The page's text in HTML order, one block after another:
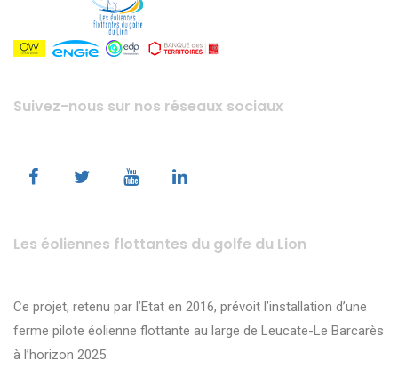
Suivez-nous sur nos réseaux sociaux
Les éoliennes flottantes du golfe du Lion
Ce projet, retenu par l’Etat en 2016, prévoit l’installation d’une
ferme pilote éolienne flottante au large de Leucate-Le Barcarès
à l’horizon 2025.